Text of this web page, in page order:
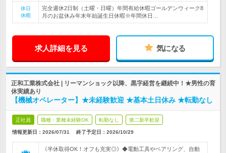
休日
休暇
完全週休2日制（土曜・日曜）年間有給休暇ゴールデンウィーク8
月のお盆休み年末年始誕生日休暇※年間休日…
求人詳細を見る 気になる
正和工業株式会社 | リーマンショック以降、黒字経営を継続中！★男性の育
休実績あり
【機械オペレーター】★未経験歓迎 ★基本土日休み ★転勤なし
正社員 職種・業種未経験OK 転勤なし 第二新卒歓迎
情報更新日：2026/07/31 終了予定日： 2026/10/29
《半休取得OK！オフも充実◎》◆電動工具やベアリング、自動